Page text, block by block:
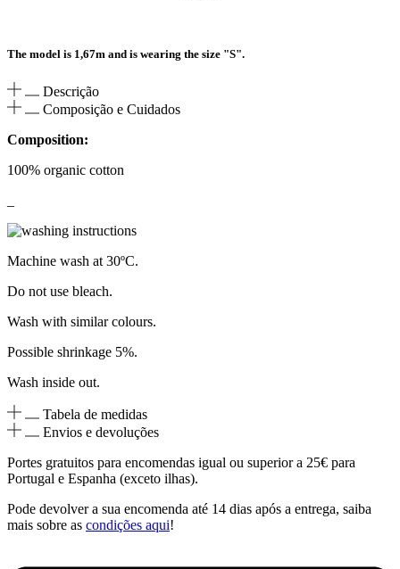
The model is 1,67m and is wearing the size "S".
Descrição
Composição e Cuidados
Composition:
100% organic cotton
Machine wash at 30ºC.
Do not use bleach.
Wash with similar colours.
Possible shrinkage 5%.
Wash inside out.
Tabela de medidas
Envios e devoluções
Portes gratuitos para encomendas igual ou superior a 25€ para
Portugal e Espanha (exceto ilhas).
Pode devolver a sua encomenda até 14 dias após a entrega, saiba
mais sobre as condições aqui!